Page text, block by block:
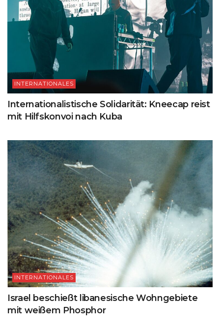
INTERNATIONALES
Internationalistische Solidarität: Kneecap reist
mit Hilfskonvoi nach Kuba
INTERNATIONALES
Israel beschießt libanesische Wohngebiete
mit weißem Phosphor